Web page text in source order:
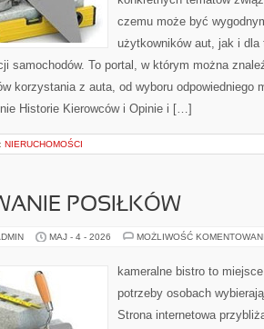
czemu może być
użytkowników aut, jak i
samochodów. To portal, w którym można
korzystania z auta, od wyboru odpowiedniego
Historie Kierowców i Opinie i […]
NIERUCHOMOŚCI
POSIŁKÓW
MAJ - 4 - 2026 MOŻLIWOŚĆ
kameralne bistro to
potrzeby osobach
Strona internetowa